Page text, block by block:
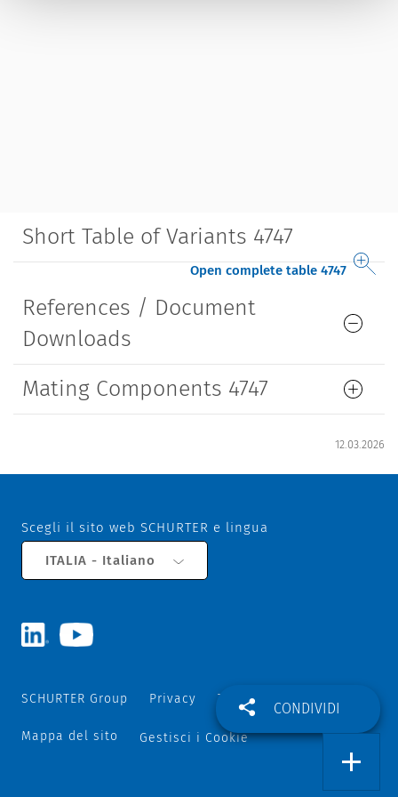
Short Table of Variants 4747
Open complete table 4747
References / Document
Downloads
Mating Components 4747
12.03.2026
CONDIVIDI
Scegli il sito web SCHURTER e lingua
ITALIA - Italiano
SCHURTER Group Privacy Termini e Condizioni
Mappa del sito Gestisci i Cookie